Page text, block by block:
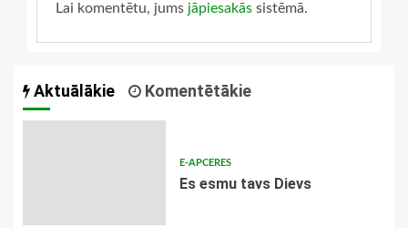
Lai komentētu, jums jāpiesakās sistēmā.
Aktuālākie Komentētākie
E-APCERES
Es esmu tavs Dievs